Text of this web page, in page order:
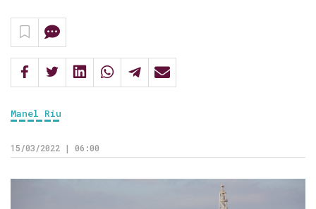
Manel Riu
15/03/2022 | 06:00